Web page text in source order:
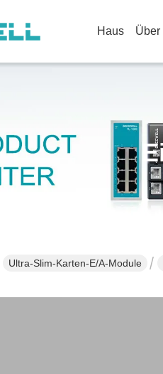
Haus Über
Ultra-Slim-Karten-E/A-Module